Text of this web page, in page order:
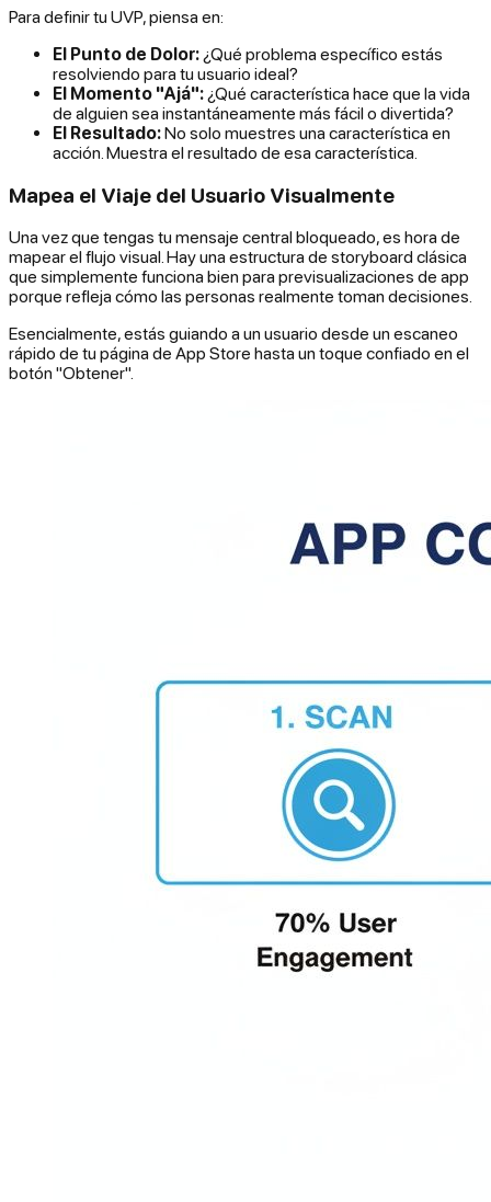
Para definir tu UVP, piensa en:
El Punto de Dolor: ¿Qué problema específico estás
resolviendo para tu usuario ideal?
El Momento "Ajá": ¿Qué característica hace que la vida
de alguien sea instantáneamente más fácil o divertida?
El Resultado:No solo muestres una característica en
acción. Muestra elresultado de esa característica.
Mapea el Viaje del Usuario Visualmente
Una vez que tengas tu mensaje central bloqueado, es hora de
mapear el flujo visual. Hay una estructura de storyboard clásica
que simplemente funciona bien para previsualizaciones de app
porque refleja cómo las personas realmente toman decisiones.
Esencialmente, estás guiando a un usuario desde un escaneo
rápido de tu página de App Store hasta un toque confiado en el
botón "Obtener".